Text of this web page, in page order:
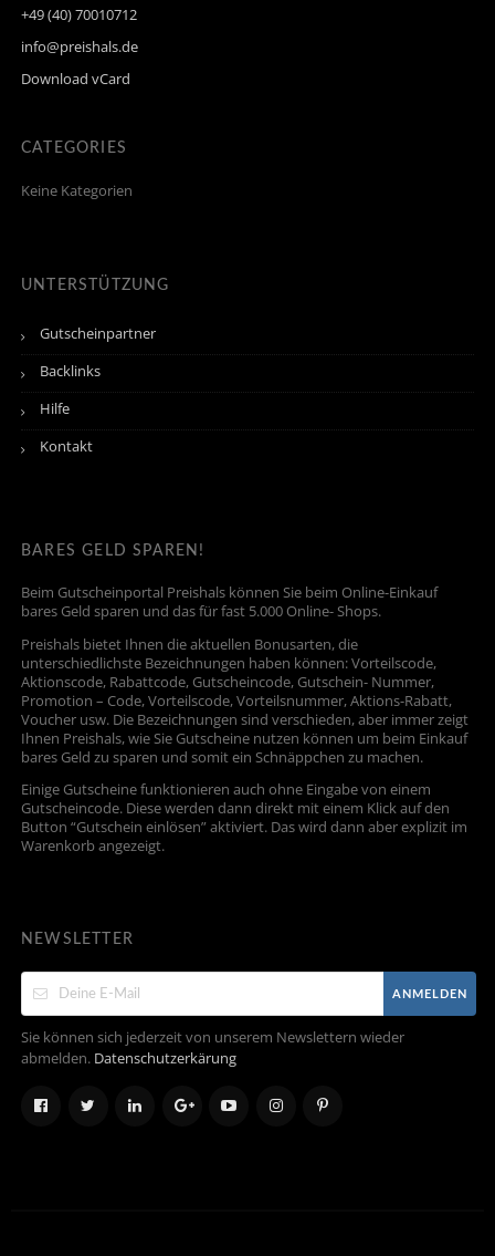
+49 (40) 70010712
info@preishals.de
Download vCard
CATEGORIES
Keine Kategorien
UNTERSTÜTZUNG
Gutscheinpartner
Backlinks
Hilfe
Kontakt
BARES GELD SPAREN!
Beim Gutscheinportal Preishals können Sie beim Online-Einkauf
bares Geld sparen und das für fast 5.000 Online- Shops.
Preishals bietet Ihnen die aktuellen Bonusarten, die
unterschiedlichste Bezeichnungen haben können: Vorteilscode,
Aktionscode, Rabattcode, Gutscheincode, Gutschein- Nummer,
Promotion – Code, Vorteilscode, Vorteilsnummer, Aktions-Rabatt,
Voucher usw. Die Bezeichnungen sind verschieden, aber immer zeigt
Ihnen Preishals, wie Sie Gutscheine nutzen können um beim Einkauf
bares Geld zu sparen und somit ein Schnäppchen zu machen.
Einige Gutscheine funktionieren auch ohne Eingabe von einem
Gutscheincode. Diese werden dann direkt mit einem Klick auf den
Button “Gutschein einlösen” aktiviert. Das wird dann aber explizit im
Warenkorb angezeigt.
NEWSLETTER
ANMELDEN
Sie können sich jederzeit von unserem Newslettern wieder
abmelden. Datenschutzerkärung